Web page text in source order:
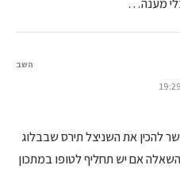
מענה…
להכין את השניצל תירס שבבלוג
השאלה אם יש תחליף לטופו במתכון
השב